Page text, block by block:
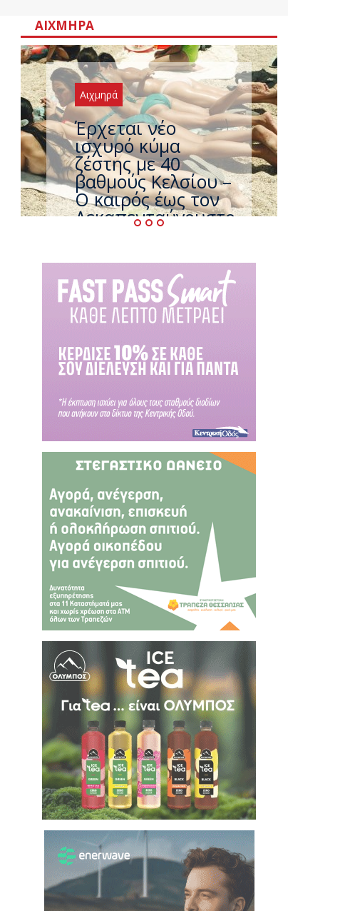
ΑΙΧΜΗΡΆ
Αιχμηρά
Άφαντος ο
Τσίπρας… την ώρα
που η χώρα
καίγεται